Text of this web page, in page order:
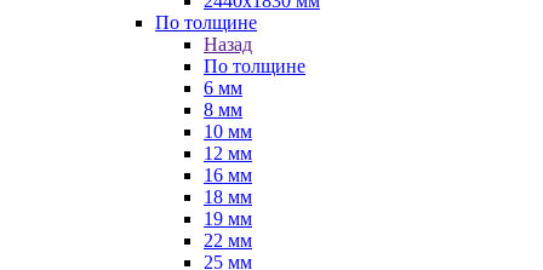
По толщине
Назад
По толщине
6 мм
8 мм
10 мм
12 мм
16 мм
18 мм
19 мм
22 мм
25 мм